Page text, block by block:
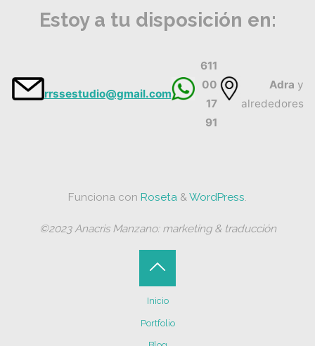
Estoy a tu disposición en:
rrssestudio@gmail.com
611
00
17
91
Adra y
alrededores
Funciona con Roseta &WordPress.
©2023 Anacris Manzano: marketing & traducción
Inicio
Portfolio
Volver
arriba